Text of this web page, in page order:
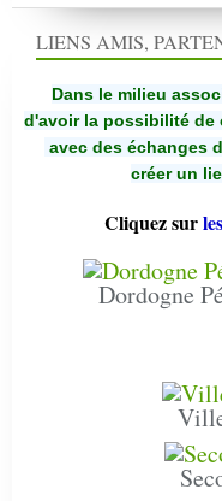
LIENS AMIS,
Dans le milieu
d'avoir la possibilité de
avec des échanges
créer un
Cliquez sur
Dordogne